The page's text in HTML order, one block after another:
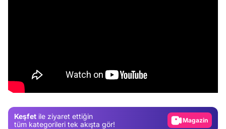
Keşfet ile ziyaret ettiğin
tüm kategorileri tek akışta gör!
Magazin